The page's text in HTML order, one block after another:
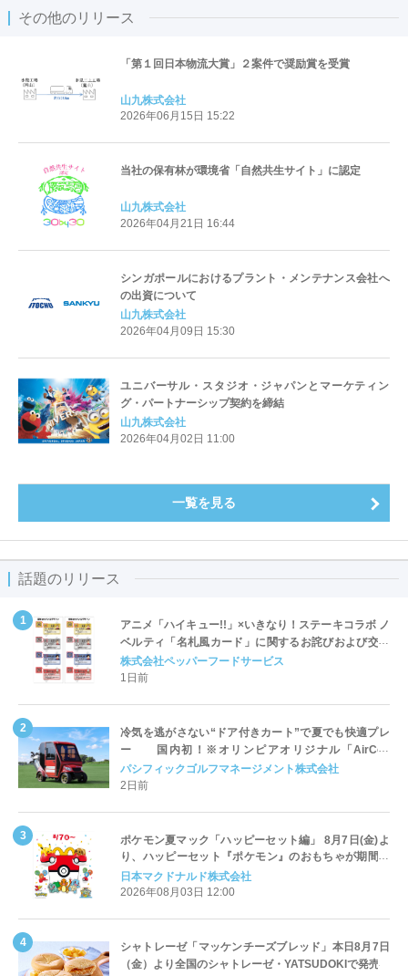
その他のリリース
「第１回日本物流大賞」２案件で奨励賞を受賞
山九株式会社
2026年06月15日 15:22
当社の保有林が環境省「自然共生サイト」に認定
山九株式会社
2026年04月21日 16:44
シンガポールにおけるプラント・メンテナンス会社へ
の出資について
山九株式会社
2026年04月09日 15:30
ユニバーサル・スタジオ・ジャパンとマーケティン
グ・パートナーシップ契約を締結
山九株式会社
2026年04月02日 11:00
一覧を見る
話題のリリース
アニメ「ハイキュー!!」×いきなり！ステーキコラボ ノ
ベルティ「名札風カード」に関するお詫びおよび交換
対応についてのご案内
株式会社ペッパーフードサービス
1日前
冷気を逃がさない“ドア付きカート”で夏でも快適プレ
ー 国内初！※オリンピアオリジナル「AirCon
Cart（エアコンカート）」導入 | ＰＧＭ
パシフィックゴルフマネージメント株式会社
2日前
ポケモン夏マック「ハッピーセット編」 8月7日(金)よ
り、ハッピーセット『ポケモン』のおもちゃが期間限
定登場
日本マクドナルド株式会社
2026年08月03日 12:00
シャトレーゼ「マッケンチーズブレッド」本日8月7日
（金）より全国のシャトレーゼ・YATSUDOKIで発売